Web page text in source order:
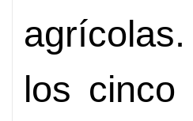
los cinco